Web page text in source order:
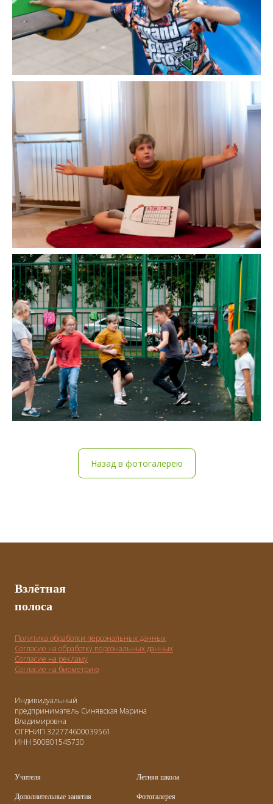
Назад в фотогалерею
Взлётная
полоса
Политика обработки персональных данных
Согласие на обработку персональных данных
Согласие на рекламу
Согласие на биометрию
Индивидуальный
предприниматель Синявская Марина
Владимировна
ОГРНИП 322774600039561
ИНН 500801545730
Учителя
Дополнительные занятия
Летняя школа
Фотогалерея